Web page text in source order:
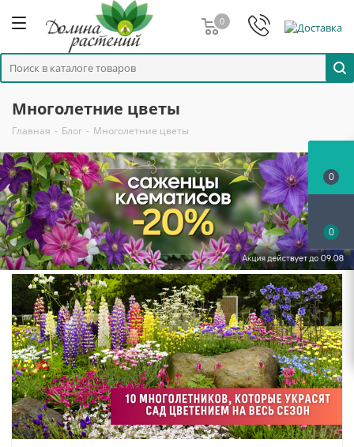
0
Многолетние цветы
Главная - Блог - Многолетние цветы
0
0